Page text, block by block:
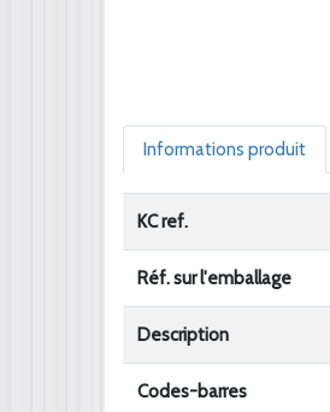
Informations produit
KC ref.
Réf. sur l'emballage
Description
Codes-barres